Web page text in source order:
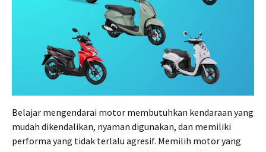
Belajar mengendarai motor membutuhkan kendaraan yang
mudah dikendalikan, nyaman digunakan, dan memiliki
performa yang tidak terlalu agresif. Memilih motor yang